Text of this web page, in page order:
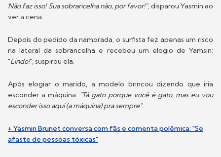
Não faz isso! Sua sobrancelha não, por favor!", disparou Yasmin ao
ver a cena.
Depois do pedido da namorada, o surfista fez apenas um risco
na lateral da sobrancelha e recebeu um elogio de Yamsin:
"Lindo!", suspirou ela.
Após elogiar o marido, a modelo brincou dizendo que iria
esconder a máquina: "Tá gato porque você é gato, mas eu vou
esconder isso aqui (a máquina) pra sempre".
+ Yasmin Brunet conversa com fãs e comenta polêmica: "Se
afaste de pessoas tóxicas"